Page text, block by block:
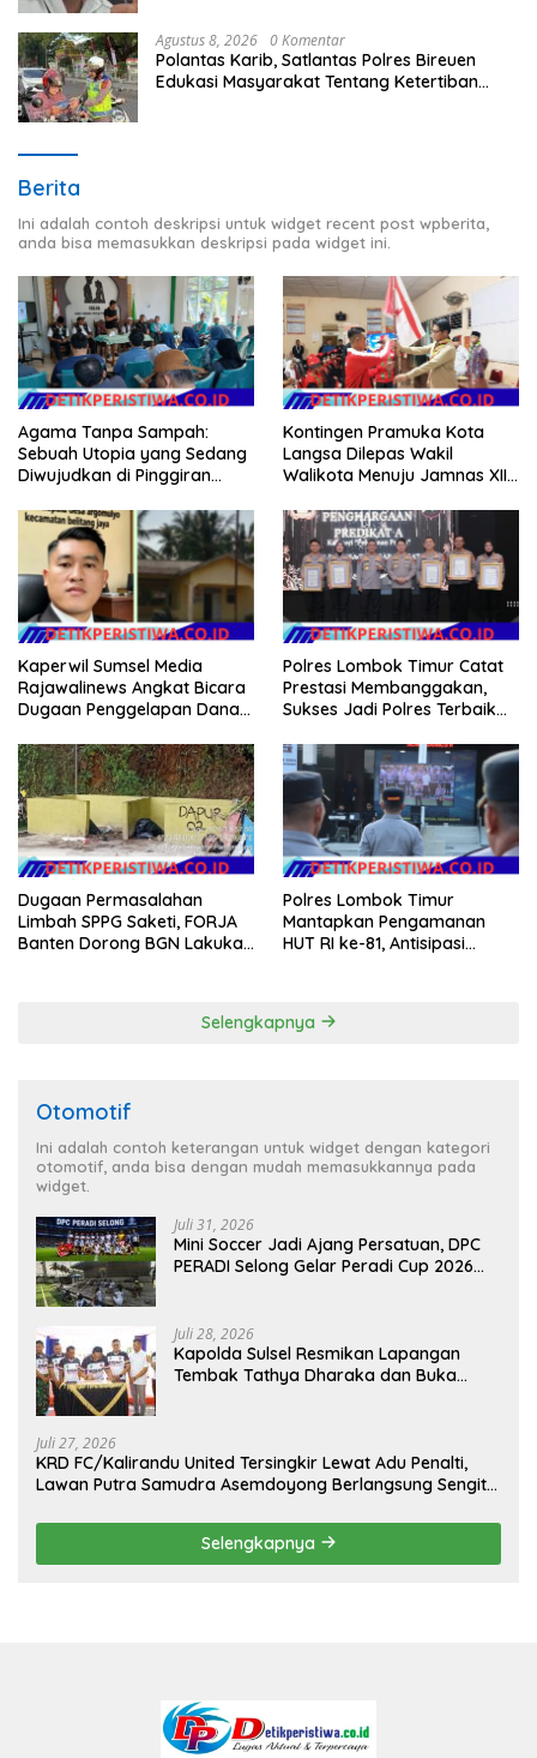
Agustus 8, 2026 0 Komentar
Polantas Karib, Satlantas Polres Bireuen
Edukasi Masyarakat Tentang Ketertiban
Berita
Ini adalah contoh deskripsi untuk widget recent post wpberita,
anda bisa memasukkan deskripsi pada widget ini.
Agama Tanpa Sampah:
Sebuah Utopia yang Sedang
Diwujudkan di Pinggiran
Kontingen Pramuka Kota
Langsa Dilepas Wakil
Walikota Menuju Jamnas XII
Kaperwil Sumsel Media
Rajawalinews Angkat Bicara
Dugaan Penggelapan Dana
Argomulyo Belitang Jaya
Hilang 3 Bulan Bawa
Anggaran Pembangunan
Polres Lombok Timur Catat
Prestasi Membanggakan,
Sukses Jadi Polres Terbaik
NTB
Dugaan Permasalahan
Limbah SPPG Saketi, FORJA
Banten Dorong BGN Lakukan
Polres Lombok Timur
Mantapkan Pengamanan
HUT RI ke-81, Antisipasi
Selengkapnya
Otomotif
Ini adalah contoh keterangan untuk widget dengan kategori
otomotif, anda bisa dengan mudah memasukkannya pada
widget.
Juli 31, 2026
Mini Soccer Jadi Ajang Persatuan, DPC
PERADI Selong Gelar Peradi Cup 2026
Juli 28, 2026
Kapolda Sulsel Resmikan Lapangan
Tembak Tathya Dharaka dan Buka
Juli 27, 2026
KRD FC/Kalirandu United Tersingkir Lewat Adu Penalti,
Lawan Putra Samudra Asemdoyong Berlangsung Sengit
Selengkapnya